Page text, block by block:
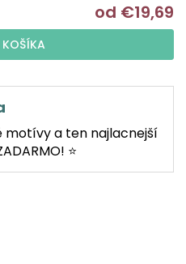
od €19,69
motívy a ten najlacnejší
⭐